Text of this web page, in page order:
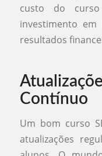
custo do
investimento
resultados
Contínuo
Um bom curso
atualizações